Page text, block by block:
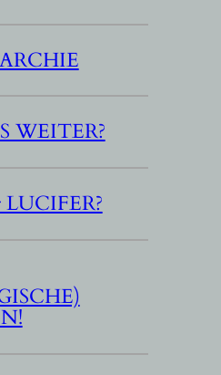
WEITER?